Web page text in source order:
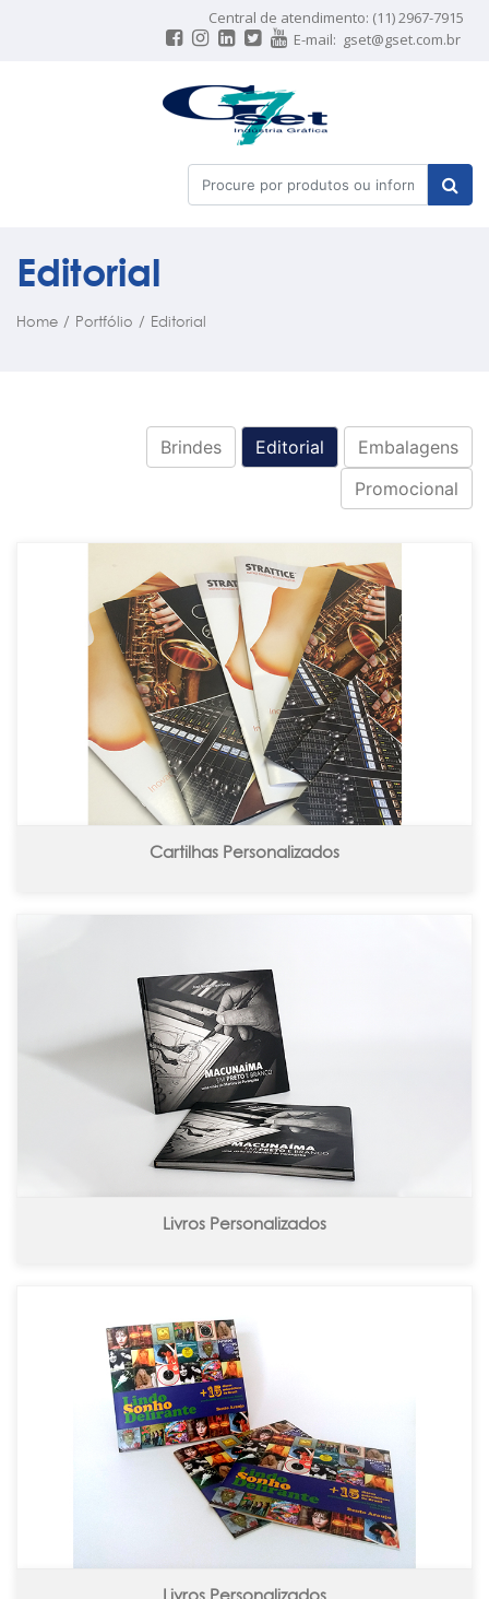
Central de atendimento: (11) 2967-7915
E-mail: gset@gset.com.br
Editorial
Home / Portfólio / Editorial
Brindes Editorial
Embalagens
Promocional
Cartilhas Personalizados
Livros Personalizados